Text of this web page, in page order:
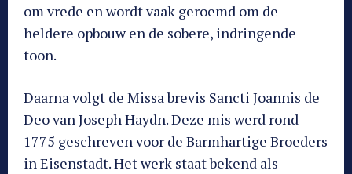
om vrede en wordt vaak geroemd om de
heldere opbouw en de sobere, indringende
toon.
Daarna volgt de Missa brevis Sancti Joannis de
Deo van Joseph Haydn. Deze mis werd rond
1775 geschreven voor de Barmhartige Broeders
in Eisenstadt. Het werk staat bekend als